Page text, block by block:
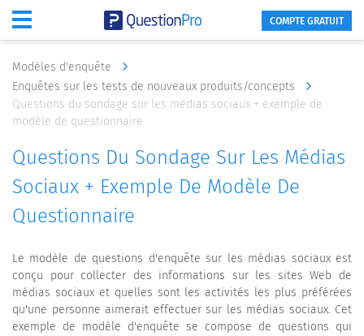
COMPTE GRATUIT
Modèles d'enquête
Enquêtes sur les tests de nouveaux produits/concepts
Questions du sondage sur les médias sociaux + exemple de
modèle de questionnaire
Questions Du Sondage Sur Les Médias
Sociaux + Exemple De Modèle De
Questionnaire
Le modèle de questions d'enquête sur les médias sociaux est
conçu pour collecter des informations sur les sites Web de
médias sociaux et quelles sont les activités les plus préférées
qu'une personne aimerait effectuer sur les médias sociaux. Cet
exemple de modèle d'enquête se compose de questions qui